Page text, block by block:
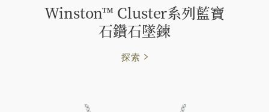
Winston™ Cluster系列藍寶
石鑽石墜鍊
探索